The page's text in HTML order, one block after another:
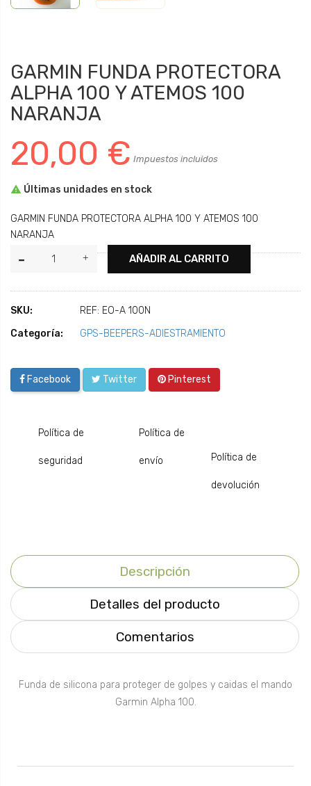
GARMIN FUNDA PROTECTORA
ALPHA 100 Y ATEMOS 100
NARANJA
20,00 € Impuestos incluidos
 Últimas unidades en stock
GARMIN FUNDA PROTECTORA ALPHA 100 Y ATEMOS 100
NARANJA
AÑADIR AL CARRITO
SKU:
REF: EO-A 100N
Categoría:
GPS-BEEPERS-ADIESTRAMIENTO
Facebook Twitter Pinterest
Política de
seguridad
Política de
envío Política de
devolución
Descripción
Detalles del producto
Comentarios
Funda de silicona para proteger de golpes y caidas el mando
Garmin Alpha 100.